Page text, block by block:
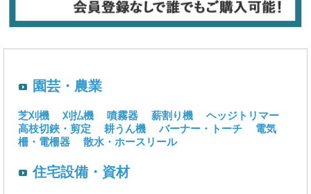
園芸・農業
芝刈機 刈払機 噴霧器 薪割り機
ヘッジトリマー
高枝切鋏・剪定
耕うん機 バーナー・トーチ
電気
柵・電柵器
散水・ホースリール
住宅設備・資材